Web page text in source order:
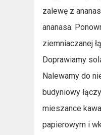
zalewę z
ananasa.
ziemniaczanej
Doprawiamy
Nalewamy do
budyniowy
mieszance
papierowym i